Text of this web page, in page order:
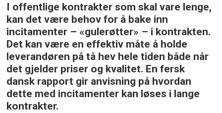
I offentlige kontrakter som skal vare lenge,
kan det være behov for å bake inn
incitamenter – «gulerøtter» – i kontrakten.
Det kan være en effektiv måte å holde
leverandøren på tå hev hele tiden både når
det gjelder priser og kvalitet. En fersk
dansk rapport gir anvisning på hvordan
dette med incitamenter kan løses i lange
kontrakter.